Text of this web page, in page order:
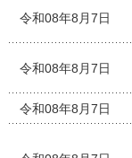
令和08年8月7日
令和08年8月7日
令和08年8月7日